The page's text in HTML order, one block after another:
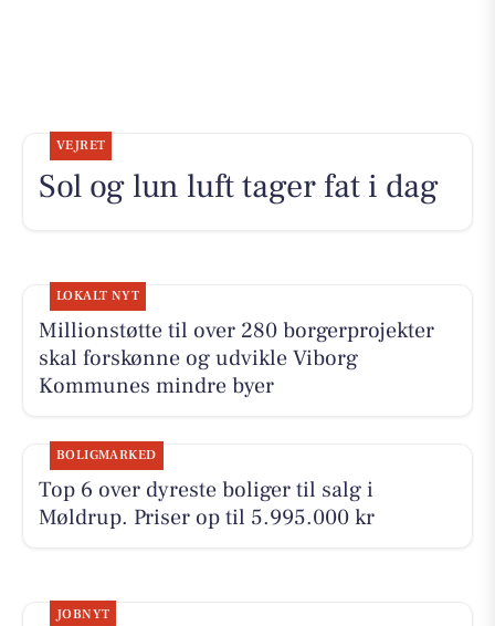
VEJRET
Sol og lun luft tager fat i dag
LOKALT NYT
Millionstøtte til over 280 borgerprojekter
skal forskønne og udvikle Viborg
Kommunes mindre byer
BOLIGMARKED
Top 6 over dyreste boliger til salg i
Møldrup. Priser op til 5.995.000 kr
JOBNYT